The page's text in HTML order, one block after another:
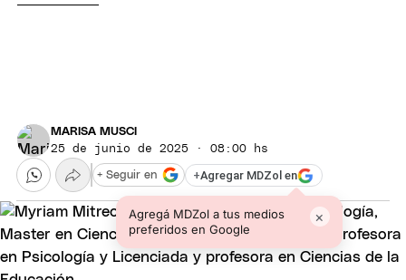
MARISA MUSCI
25 de junio de 2025 · 08:00 hs
+Agregar MDZol en
Agregá MDZol a tus medios
preferidos en Google
×
+ Seguir en